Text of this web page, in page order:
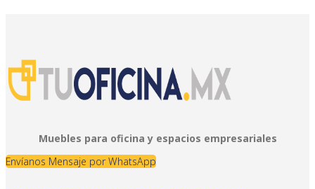
Muebles para oficina y espacios empresariales
Envíanos Mensaje por WhatsApp